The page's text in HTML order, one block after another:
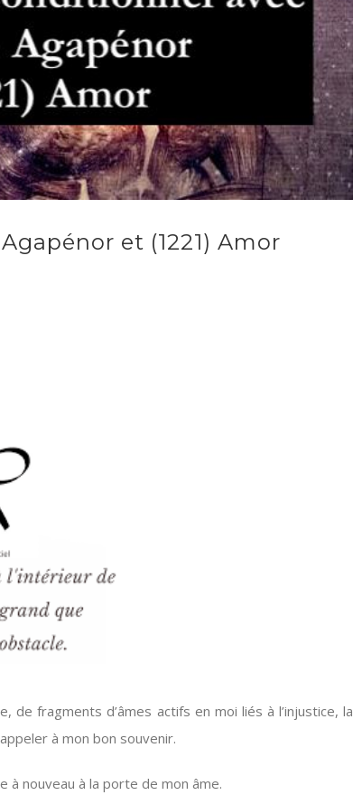
et (1221) Amor
fragments d’âmes actifs en moi liés à l’injustice, la
à mon bon souvenir.
à nouveau à la porte de mon âme.